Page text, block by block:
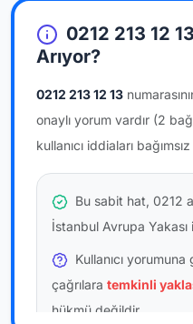
0212 213 12
Arıyor?
0212 213 12 13
onaylı yorum vardır (2
kullanıcı iddiaları
Bu sabit hat, 0212
İstanbul Avrupa Yakası
Kullanıcı
çağrılara temkinli
hükmü değildir.